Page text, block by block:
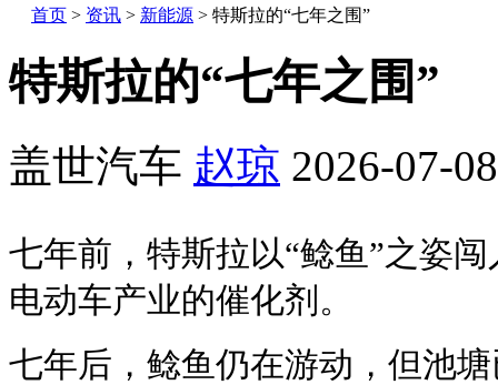
首页 > 资讯 > 新能源 > 特斯拉的“七年之围”
特斯拉的“七年之围”
盖世汽车 赵琼 2026-07-
七年前，特斯拉以“鲶鱼”之姿
电动车产业的催化剂。
七年后，鲶鱼仍在游动，但池